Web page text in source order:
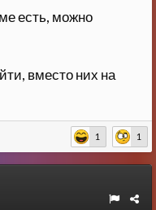
есть, можно
вместо них на
1 1